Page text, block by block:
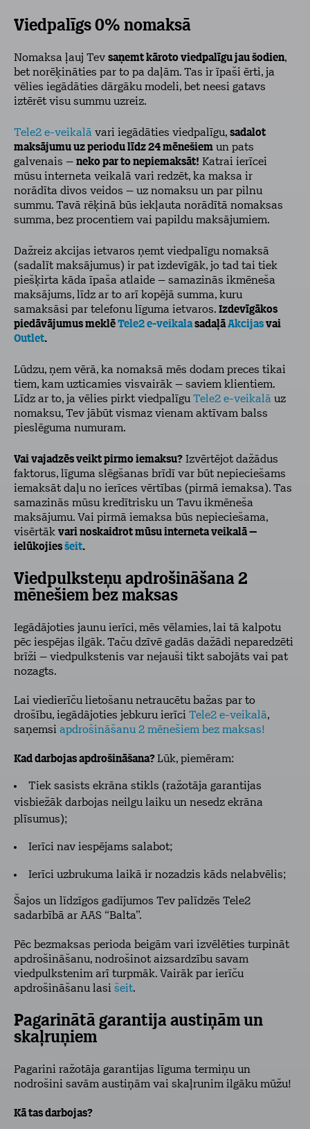
Viedpalīgs 0% nomaksā
Nomaksa ļauj Tev saņemt kāroto viedpalīgu jau šodien,
bet norēķināties par to pa daļām. Tas ir īpaši ērti, ja
vēlies iegādāties dārgāku modeli, bet neesi gatavs
iztērēt visu summu uzreiz.
Tele2 e-veikalā vari iegādāties viedpalīgu, sadalot
maksājumu uz periodu līdz 24 mēnešiem un pats
galvenais – neko par to nepiemaksāt! Katrai ierīcei
mūsu interneta veikalā vari redzēt, ka maksa ir
norādīta divos veidos – uz nomaksu un par pilnu
summu. Tavā rēķinā būs iekļauta norādītā nomaksas
summa, bez procentiem vai papildu maksājumiem.
Dažreiz akcijas ietvaros ņemt viedpalīgu nomaksā
(sadalīt maksājumus) ir pat izdevīgāk, jo tad tai tiek
piešķirta kāda īpaša atlaide – samazinās ikmēneša
maksājums, līdz ar to arī kopējā summa, kuru
samaksāsi par telefonu līguma ietvaros. Izdevīgākos
piedāvājumus meklēTele2 e-veikalasadaļāAkcijasvai
Outlet.
Lūdzu, ņem vērā, ka nomaksā mēs dodam preces tikai
tiem, kam uzticamies visvairāk – saviem klientiem.
Līdz ar to, ja vēlies pirkt viedpalīgu Tele2 e-veikalā uz
nomaksu, Tev jābūt vismaz vienam aktīvam balss
pieslēguma numuram.
Vai vajadzēs veikt pirmo iemaksu? Izvērtējot dažādus
faktorus, līguma slēgšanas brīdī var būt nepieciešams
iemaksāt daļu no ierīces vērtības (pirmā iemaksa). Tas
samazinās mūsu kredītrisku un Tavu ikmēneša
maksājumu. Vai pirmā iemaksa būs nepieciešama,
visērtāk vari noskaidrot mūsu interneta veikalā –
ielūkojiesšeit.
Viedpulksteņu apdrošināšana 2
mēnešiem bez maksas
Iegādājoties jaunu ierīci, mēs vēlamies, lai tā kalpotu
pēc iespējas ilgāk. Taču dzīvē gadās dažādi neparedzēti
brīži – viedpulkstenis var nejauši tikt sabojāts vai pat
nozagts.
Lai viedierīču lietošanu netraucētu bažas par to
drošību, iegādājoties jebkuru ierīci Tele2 e-veikalā,
saņemsi apdrošināšanu 2 mēnešiem bez maksas!
Kad darbojas apdrošināšana?Lūk, piemēram:
Tiek sasists ekrāna stikls (ražotāja garantijas
visbiežāk darbojas neilgu laiku un nesedz ekrāna
plīsumus);
Ierīci nav iespējams salabot;
Ierīci uzbrukuma laikā ir nozadzis kāds nelabvēlis;
Šajos un līdzīgos gadījumos Tev palīdzēs Tele2
sadarbībā ar AAS “Balta”.
Pēc bezmaksas perioda beigām vari izvēlēties turpināt
apdrošināšanu, nodrošinot aizsardzību savam
viedpulkstenim arī turpmāk. Vairāk par ierīču
apdrošināšanu lasi šeit.
Pagarinātā garantija austiņām un
skaļruņiem
Pagarini ražotāja garantijas līguma termiņu un
nodrošini savām austiņām vai skaļrunim ilgāku mūžu!
Kā tas darbojas?